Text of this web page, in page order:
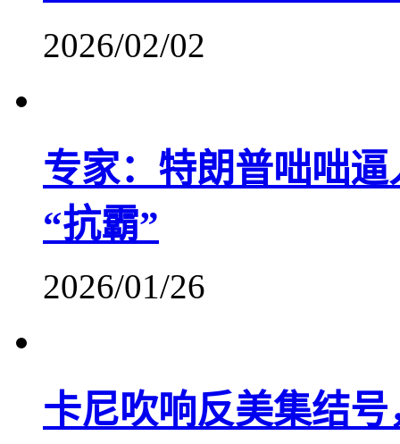
2026/02/02
专家：特朗普咄咄
“抗霸”
2026/01/26
卡尼吹响反美集结